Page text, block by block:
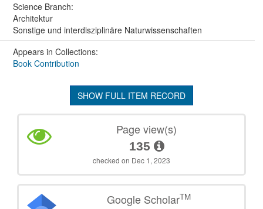
Science Branch:
Architektur
Sonstige und interdisziplinäre Naturwissenschaften
Appears in Collections:
Book Contribution
SHOW FULL ITEM RECORD
Page view(s)
135
checked on Dec 1, 2023
Google ScholarTM